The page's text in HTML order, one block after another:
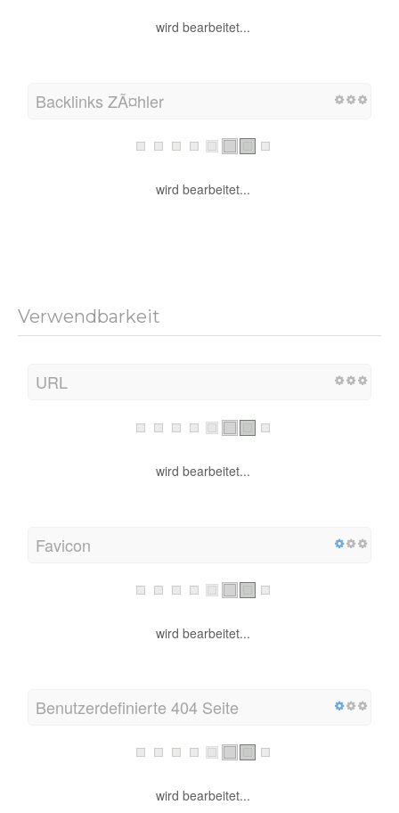
wird bearbeitet...
Backlinks ZÃ¤hler
wird bearbeitet...
Verwendbarkeit
URL
wird bearbeitet...
Favicon
wird bearbeitet...
Benutzerdefinierte 404 Seite
wird bearbeitet...